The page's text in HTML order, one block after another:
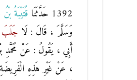
1392 حَدَّثَنَا قُتَيْبَةُ
وَسَلَّمَ ، قَالَ : لَا جَلَبَ
أَبِي ، يَقُولُ : عَنْ
، عَنْ غَيْرِ هَذِهِ